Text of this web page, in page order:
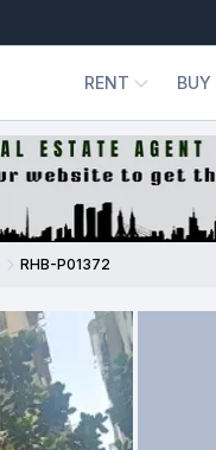
RENT BUY
RHB-P01372